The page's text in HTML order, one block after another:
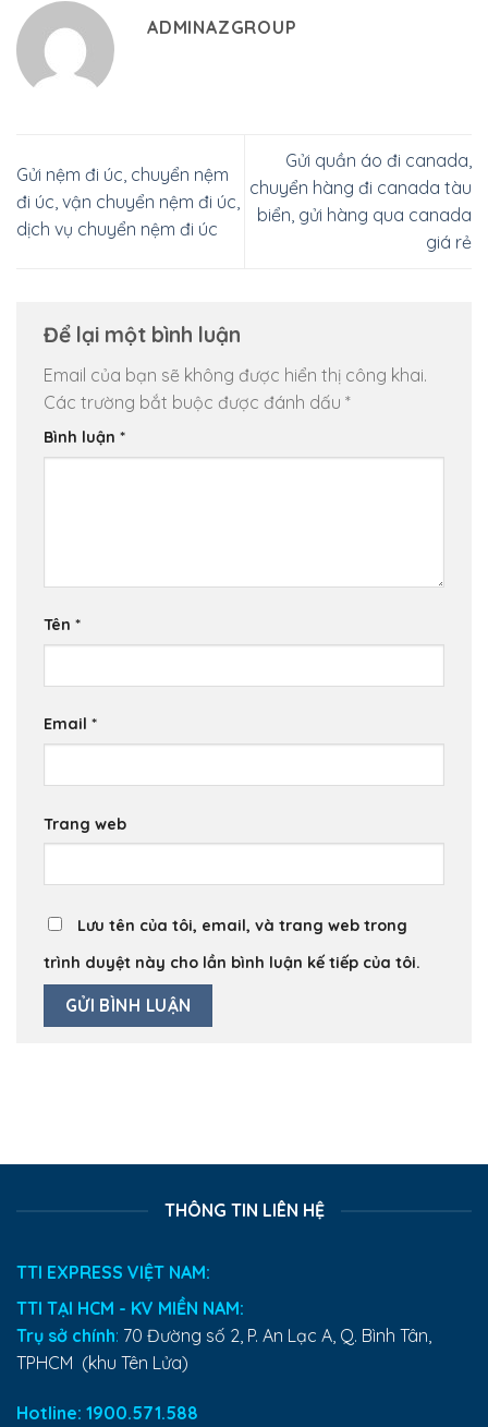
ADMINAZGROUP
Gửi nệm đi úc, chuyển nệm
đi úc, vận chuyển nệm đi úc,
dịch vụ chuyển nệm đi úc
Gửi quần áo đi canada,
chuyển hàng đi canada tàu
biển, gửi hàng qua canada
giá rẻ
Để lại một bình luận
Email của bạn sẽ không được hiển thị công khai.
Các trường bắt buộc được đánh dấu *
Bình luận *
Tên *
Email *
Trang web
Lưu tên của tôi, email, và trang web trong
trình duyệt này cho lần bình luận kế tiếp của tôi.
THÔNG TIN LIÊN HỆ
TTI EXPRESS VIỆT NAM:
TTI TẠI HCM - KV MIỀN NAM:
Trụ sở chính: 70 Đường số 2, P. An Lạc A, Q. Bình Tân,
TPHCM (khu Tên Lửa)
Hotline: 1900.571.588